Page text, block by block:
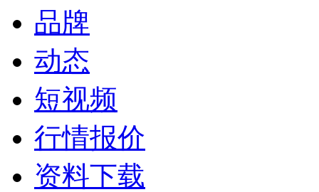
品牌
动态
短视频
行情报价
资料下载